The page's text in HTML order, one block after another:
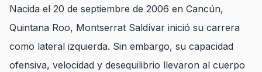
Nacida el 20 de septiembre de 2006 en Cancún,
Quintana Roo, Montserrat Saldívar inició su carrera
como lateral izquierda. Sin embargo, su capacidad
ofensiva, velocidad y desequilibrio llevaron al cuerpo